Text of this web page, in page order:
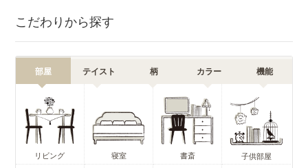
こだわりから探す
部屋 テイスト 柄 カラー 機能
リビング 寝室 書斎 子供部屋